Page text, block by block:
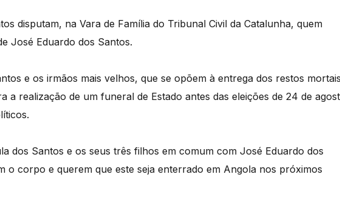
disputam, na Vara de Família do Tribunal Civil da Catalunha, quem
José Eduardo dos Santos.
e os irmãos mais velhos, que se opõem à entrega dos restos mortais
a realização de um funeral de Estado antes das eleições de 24 de
dos Santos e os seus três filhos em comum com José Eduardo dos
o corpo e querem que este seja enterrado em Angola nos próximos